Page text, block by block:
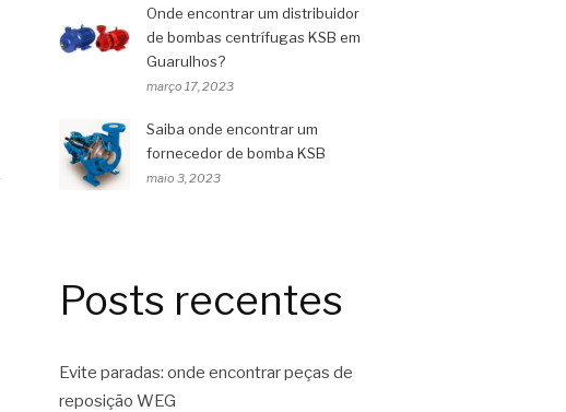
Onde encontrar um distribuidor
de bombas centrífugas KSB em
Guarulhos?
março 17, 2023
Saiba onde encontrar um
fornecedor de bomba KSB
maio 3, 2023
Posts recentes
Evite paradas: onde encontrar peças de
reposição WEG